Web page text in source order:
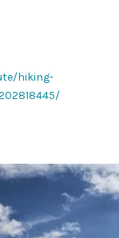
hiking-